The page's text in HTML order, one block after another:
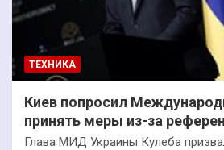
ТЕХНИКА
Киев попросил
принять меры из-за
Глава МИД Украины Кулеба